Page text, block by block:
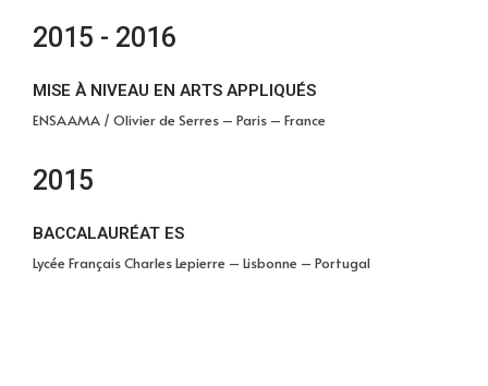
2015 - 2016
MISE À NIVEAU EN ARTS APPLIQUÉS
ENSAAMA / Olivier de Serres – Paris – France
2015
BACCALAURÉAT ES
Lycée Français Charles Lepierre – Lisbonne – Portugal​